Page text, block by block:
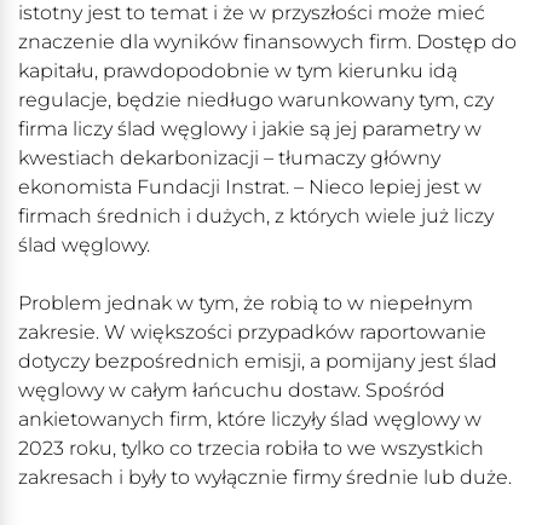
istotny jest to temat i że w przyszłości może mieć
znaczenie dla wyników finansowych firm. Dostęp do
kapitału, prawdopodobnie w tym kierunku idą
regulacje, będzie niedługo warunkowany tym, czy
firma liczy ślad węglowy i jakie są jej parametry w
kwestiach dekarbonizacji – tłumaczy główny
ekonomista Fundacji Instrat. – Nieco lepiej jest w
firmach średnich i dużych, z których wiele już liczy
ślad węglowy.
Problem jednak w tym, że robią to w niepełnym
zakresie. W większości przypadków raportowanie
dotyczy bezpośrednich emisji, a pomijany jest ślad
węglowy w całym łańcuchu dostaw. Spośród
ankietowanych firm, które liczyły ślad węglowy w
2023 roku, tylko co trzecia robiła to we wszystkich
zakresach i były to wyłącznie firmy średnie lub duże.